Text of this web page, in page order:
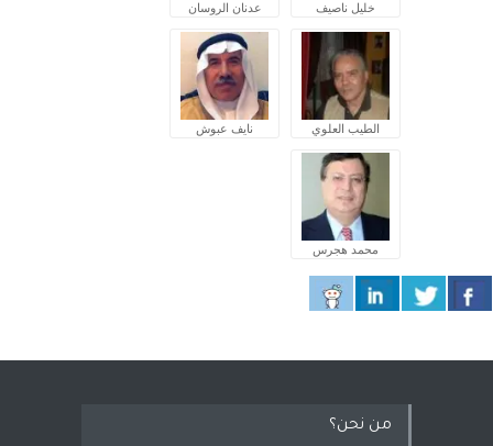
خليل ناصيف عدنان الروسان
الطيب العلوي نايف عبوش
محمد هجرس
من نحن؟